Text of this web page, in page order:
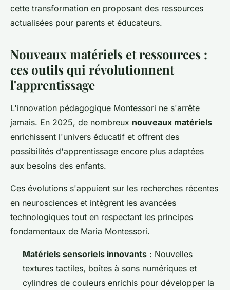
cette transformation en proposant des ressources
actualisées pour parents et éducateurs.
Nouveaux matériels et ressources :
ces outils qui révolutionnent
l'apprentissage
L'innovation pédagogique Montessori ne s'arrête
jamais. En 2025, de nombreux nouveaux matériels
enrichissent l'univers éducatif et offrent des
possibilités d'apprentissage encore plus adaptées
aux besoins des enfants.
Ces évolutions s'appuient sur les recherches récentes
en neurosciences et intègrent les avancées
technologiques tout en respectant les principes
fondamentaux de Maria Montessori.
Matériels sensoriels innovants : Nouvelles
textures tactiles, boîtes à sons numériques et
cylindres de couleurs enrichis pour développer la